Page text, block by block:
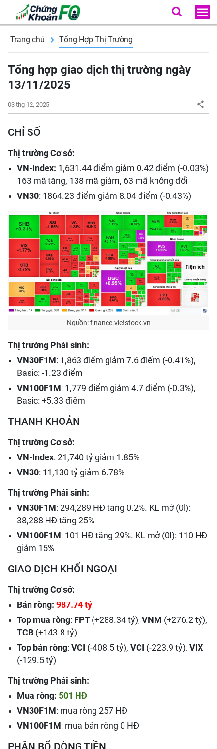
Trang chủ Tổng Hợp Thị Trường
Tổng hợp giao dịch thị trường ngày
13/11/2025
03 thg 12, 2025
CHỈ SỐ
Thị trường Cơ sở:
VN-Index: 1,631.44 điểm giảm 0.42 điểm (-0.03%)
163 mã tăng, 138 mã giảm, 63 mã không đổi
VN30: 1864.23 điểm giảm 8.04 điểm (-0.43%)
Nguồn: finance.vietstock.vn
Thị trường Phái sinh:
VN30F1M : 1,863 điểm giảm 7.6 điểm (-0.41%),
Basic: -1.23 điểm
VN100F1M : 1,779 điểm giảm 4.7 điểm (-0.3%),
Basic: +5.33 điểm
THANH KHOẢN
Thị trường Cơ sở:
VN-Index: 21,740 tỷ giảm 1.85%
VN30: 11,130 tỷ giảm 6.78%
Thị trường Phái sinh:
VN30F1M : 294,289 HĐ tăng 0.2%. KL mở (0l):
38,288 HĐ tăng 25%
VN100F1M : 101 HĐ tăng 29%. KL mở (0I): 110 HĐ
giảm 15%
GIAO DỊCH KHỐI NGOẠI
Thị trường Cơ sở:
Bán ròng:987.74 tỷ
Top mua ròng: FPT (+288.34 tỷ),VNM (+276.2 tỷ),
TCB (+143.8 tỷ)
Top bán ròng:VCI (-408.5 tỷ),VCI (-223.9 tỷ),VIX
(-129.5 tỷ)
Thị trường Phái sinh:
Mua ròng: 501 HĐ
VN30F1M : mua ròng 257 HĐ
VN100F1M : mua bán ròng 0 HĐ
PHÂN BỔ DÒNG TIỀN